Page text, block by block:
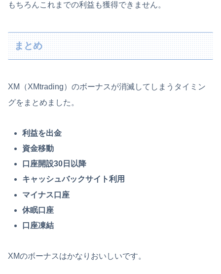
もちろんこれまでの利益も獲得できません。
まとめ
XM（XMtrading）のボーナスが消滅してしまうタイミン
グをまとめました。
利益を出金
資金移動
口座開設30日以降
キャッシュバックサイト利用
マイナス口座
休眠口座
口座凍結
XMのボーナスはかなりおいしいです。